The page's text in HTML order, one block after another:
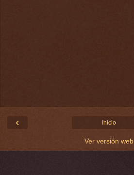
‹ Inicio
Ver versión web